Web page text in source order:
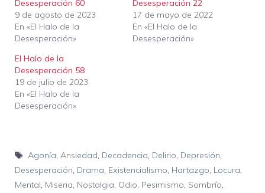
Desesperación 60
9 de agosto de 2023
En «El Halo de la
Desesperación»
Desesperación 22
17 de mayo de 2022
En «El Halo de la
Desesperación»
El Halo de la
Desesperación 58
19 de julio de 2023
En «El Halo de la
Desesperación»
Etiquetas
Agonía, Ansiedad, Decadencia, Delirio, Depresión,
Desesperación, Drama, Existencialismo, Hartazgo, Locura,
Mental, Miseria, Nostalgia, Odio, Pesimismo, Sombrío,